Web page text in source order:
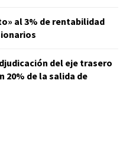
al 3% de rentabilidad
del eje trasero
20% de la salida de